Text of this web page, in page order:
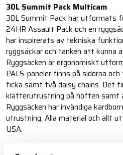
30L Summit Pack Multicam
30L Summit Pack har utformats
24HR Assault Pack och en
har inspirerats av tekniska
ryggsäckar och tanken att kunna
Ryggsäcken är ergonomiskt
PALS-paneler finns på sidorna
ficka samt två daisy chains. Det
klätterutrustning på höften
Ryggsäcken har invändiga
utrustning. Alla material och allt
USA.